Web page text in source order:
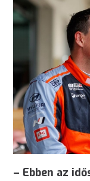
– Ebben az